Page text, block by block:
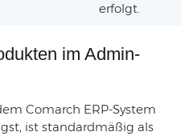
erfolgt.
im Admin-
Comarch ERP-System
ist standardmäßig als